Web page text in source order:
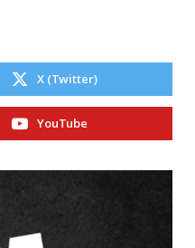
X (Twitter)
YouTube